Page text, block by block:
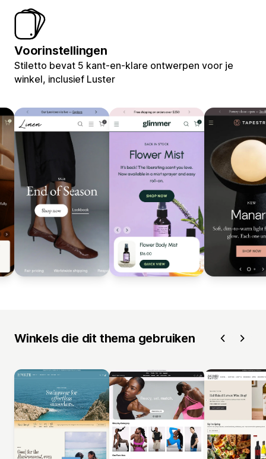
Voorinstellingen
Stiletto bevat 5 kant-en-klare ontwerpen voor je
winkel, inclusief Luster
Winkels die dit thema gebruiken